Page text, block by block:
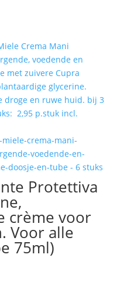
Crema Mani
voedende en
met zuivere Cupra
glycerine.
droge en ruwe huid. bij 3
2,95 p.stuk incl.
Protettiva
crème voor
Voor alle
75ml)